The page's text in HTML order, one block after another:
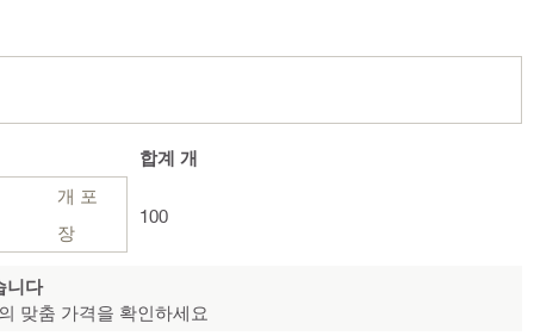
개 포
장
합계 개
100
니다
맞춤 가격을 확인하세요